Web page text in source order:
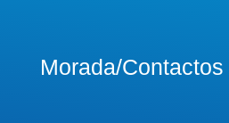
Morada/Contactos